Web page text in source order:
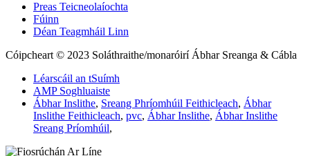
Preas Teicneolaíochta
Fúinn
Déan Teagmháil Linn
Cóipcheart © 2023 Soláthraithe/monaróirí Ábhar Sreanga & Cábla
Léarscáil an tSuímh
AMP Soghluaiste
Ábhar Inslithe, Sreang Phríomhúil Feithicleach, Ábhar
Inslithe Feithicleach, pvc, Ábhar Inslithe, Ábhar Inslithe
Sreang Príomhúil,